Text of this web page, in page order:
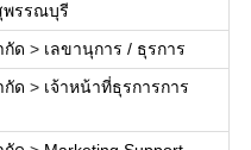
พรรณบุรี
กัด > เลขานุการ / ธุรการ
กัด > เจ้าหน้าที่ธุรการการ